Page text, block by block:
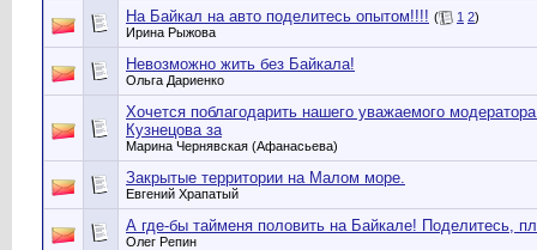
На Байкал на авто поделитесь опытом!!!! ( 1 2)
Ирина Рыжова
Невозможно жить без Байкала!
Ольга Дариенко
Хочется поблагодарить нашего уважаемого
Кузнецова за
Марина Чернявская (Афанасьева)
Закрытые территории на Малом море.
Евгений Храпатый
А где-бы тайменя половить на Байкале! Поделитесь,
Олег Репин